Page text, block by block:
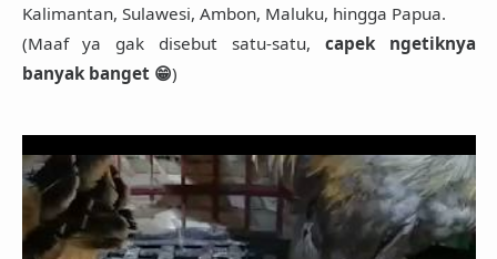
Kalimantan, Sulawesi, Ambon, Maluku, hingga Papua.
(Maaf ya gak disebut satu-satu, capek ngetiknya
banyak banget 😁)